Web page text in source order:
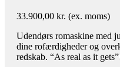
33.900,00 kr. (ex. moms)
Udendørs romaskine med
dine rofærdigheder og
redskab. “As real as it